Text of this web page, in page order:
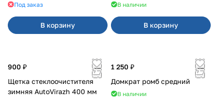
Под заказ
В корзину
В наличии
В корзину
900 ₽
Щетка стеклоочистителя
зимняя AutoVirazh 400 мм
1 250 ₽
Домкрат ромб средний
В наличии